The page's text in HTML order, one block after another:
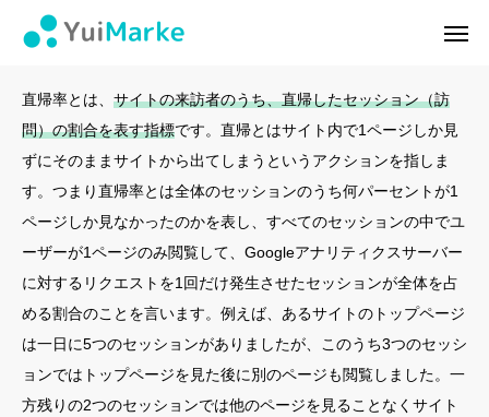
直帰率とは、 サイトの来訪者のうち、直帰したセッション（訪
問）の割合を表す指標です。直帰とはサイト内で1ページしか見
ずにそのままサイトから出てしまうというアクションを指しま
す。つまり直帰率とは全体のセッションのうち何パーセントが1
ページしか見なかったのかを表し、すべてのセッションの中でユ
ーザーが1ページのみ閲覧して、Googleアナリティクスサーバー
に対するリクエストを1回だけ発生させたセッションが全体を占
める割合のことを言います。例えば、あるサイトのトップページ
は一日に5つのセッションがありましたが、このうち3つのセッシ
ョンではトップページを見た後に別のページも閲覧しました。一
方残りの2つのセッションでは他のページを見ることなくサイト
ログイン 会員登録
実績・お客様の声
無料診断
イベント・セミナー情報
コンテンツ